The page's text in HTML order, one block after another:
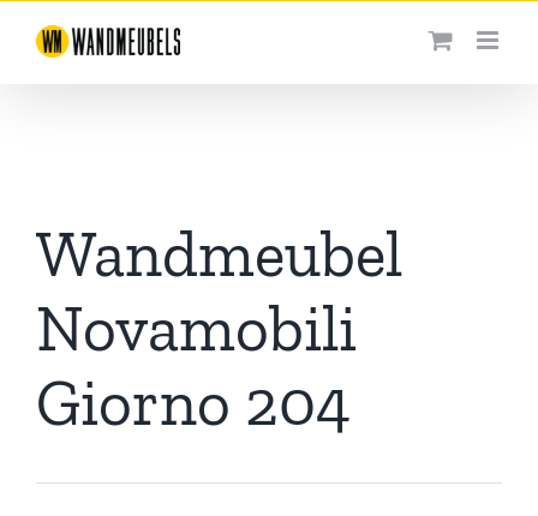
naar
Wandmeubel
Novamobili
Giorno 204